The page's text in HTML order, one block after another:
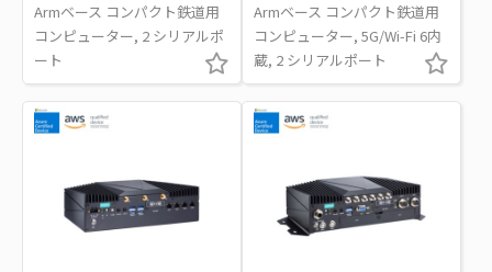
Armベース コンパクト鉄道用
コンピューター, 2 シリアルポ
ート
Armベース コンパクト鉄道用
コンピューター, 5G/Wi-Fi 6内
蔵, 2 シリアルポート